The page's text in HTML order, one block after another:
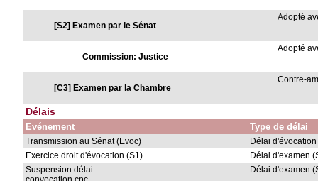
[S2] Examen par le Sénat
Adopté
Commission: Justice
Adopté
[C3] Examen par la Chambre
Contre-
Délais
Evénement Type de délai
Transmission au Sénat (Evoc)
Délai d'évocation
Exercice droit d'évocation (S1)
Délai d'examen
Suspension délai
Délai d'examen